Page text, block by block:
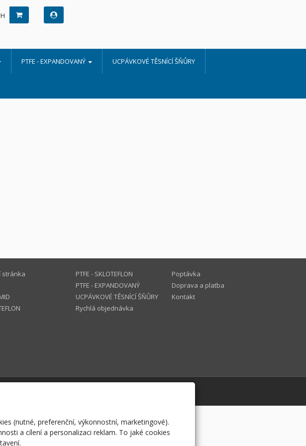
PTFE - EXPANDOVANÝ UCPÁVKOVÉ TĚSNÍCÍ ŠŇŮRY
stránka
PTFE - SKLOTEFLON
PTFE - EXPANDOVANÝ
UCPÁVKOVÉ TĚSNÍCÍ ŠŇŮRY
Rychlá objednávka
Poptávka
Doprava a platba
Kontakt
u jediného 5★ registrátora v ČR
(nutné, preferenční, výkonnostní, marketingové).
a cílení a personalizaci reklam. To jaké cookies